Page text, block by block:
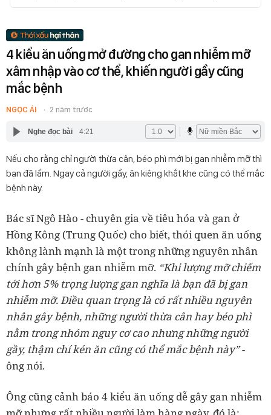
4 kiểu ăn uống mở đường cho gan nhiễm mỡ
xâm nhập vào cơ thể, khiến người gầy cũng
mắc bệnh
NGỌC ÁI 2 năm trước
Nghe đọc bài 4:21
Nếu cho rằng chỉ người thừa cân, béo phì mới bị gan nhiễm mỡ thì
bạn đã lầm. Ngay cả người gầy, ăn kiêng khắt khe cũng có thể mắc
bệnh này.
Bác sĩ Ngô Hào - chuyên gia về tiêu hóa và gan ở
Hồng Kông (Trung Quốc) cho biết, thói quen ăn uống
không lành mạnh là một trong những nguyên nhân
chính gây bệnh gan nhiễm mỡ. “Khi lượng mỡ chiếm
tới hơn 5% trọng lượng gan nghĩa là bạn đã bị gan
nhiễm mỡ. Điều quan trọng là có rất nhiều nguyên
nhân gây bệnh, những người thừa cân hay béo phì
nằm trong nhóm nguy cơ cao nhưng những người
gầy, thậm chí kén ăn cũng có thể mắc bệnh này”-
ông nói.
Ông cũng cảnh báo 4 kiểu ăn uống dễ gây gan nhiễm